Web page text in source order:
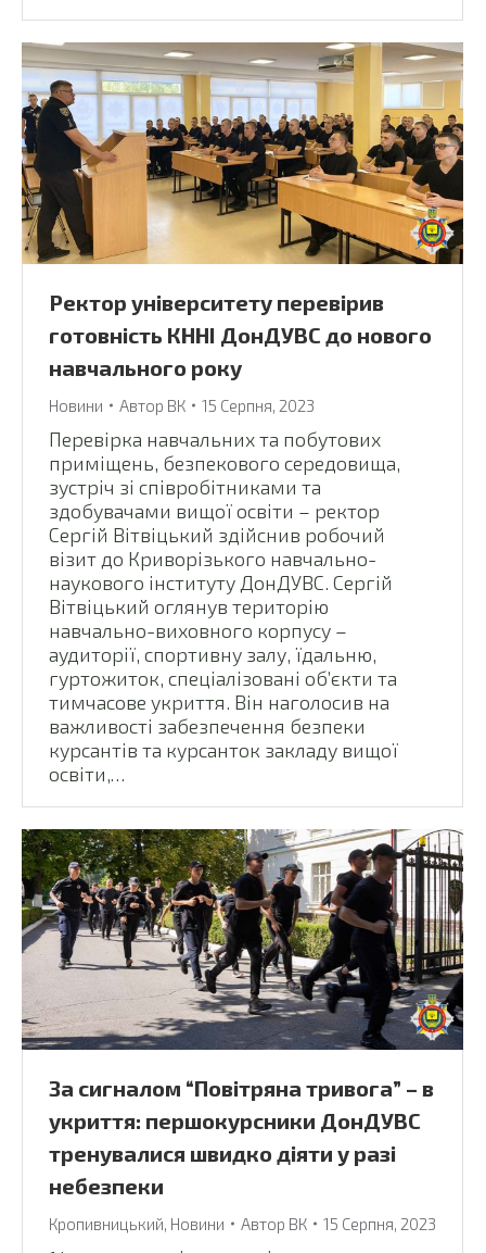
Ректор університету перевірив
готовність КННІ ДонДУВС до нового
навчального року
Новини Автор ВК 15 Серпня, 2023
Перевірка навчальних та побутових
приміщень, безпекового середовища,
зустріч зі співробітниками та
здобувачами вищої освіти – ректор
Сергій Вітвіцький здійснив робочий
візит до Криворізького навчально-
наукового інституту ДонДУВС. Сергій
Вітвіцький оглянув територію
навчально-виховного корпусу –
аудиторії, спортивну залу, їдальню,
гуртожиток, спеціалізовані об’єкти та
тимчасове укриття. Він наголосив на
важливості забезпечення безпеки
курсантів та курсанток закладу вищої
освіти,…
За сигналом “Повітряна тривога” – в
укриття: першокурсники ДонДУВС
тренувалися швидко діяти у разі
небезпеки
Кропивницький, Новини Автор ВК 15 Серпня, 2023